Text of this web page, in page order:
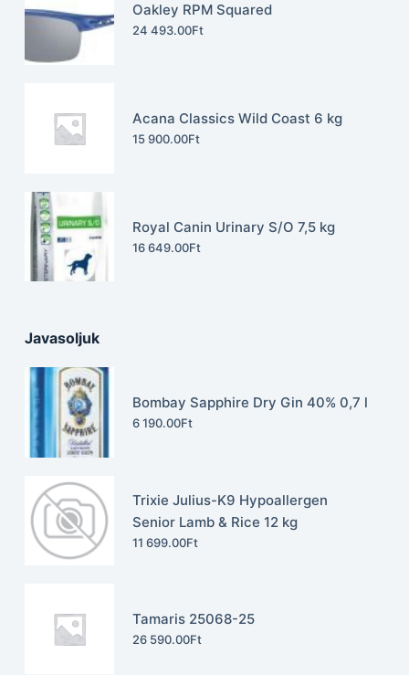
Oakley RPM Squared
24 493.00Ft
Acana Classics Wild Coast 6 kg
15 900.00Ft
Royal Canin Urinary S/O 7,5 kg
16 649.00Ft
Javasoljuk
Bombay Sapphire Dry Gin 40% 0,7 l
6 190.00Ft
Trixie Julius-K9 Hypoallergen
Senior Lamb & Rice 12 kg
11 699.00Ft
Tamaris 25068-25
26 590.00Ft